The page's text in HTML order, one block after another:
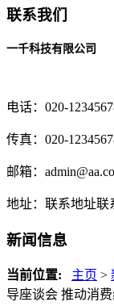
联系我们
一千科技有限公司
电话：020-
传真：020-
邮箱：
地址：联系地址联
新闻信息
当前位置: 主页 >
导座谈会 推动消